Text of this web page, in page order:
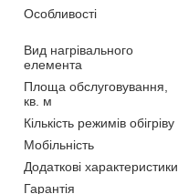
Особливості
Вид нагрівального
елемента
Площа обслуговування,
кв. м
Кількість режимів обігріву
Мобільність
Додаткові характеристики
Гарантія